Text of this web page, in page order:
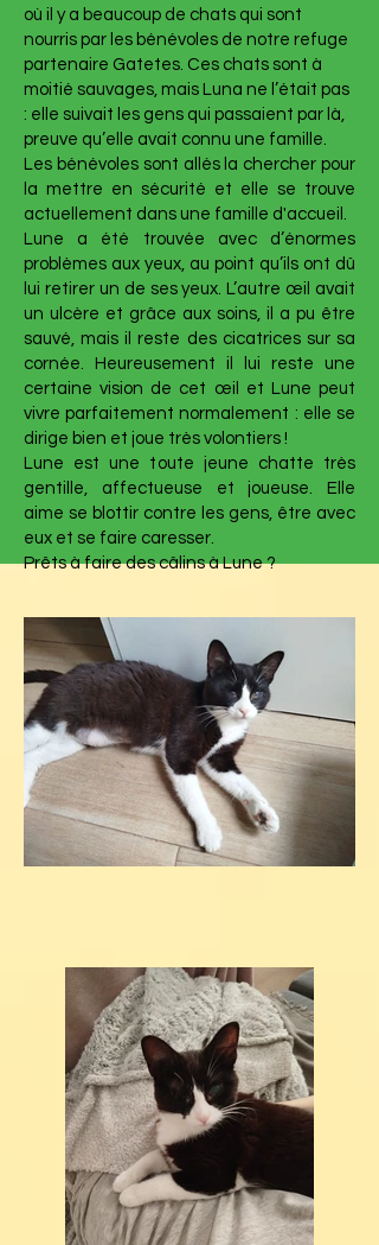
où il y a beaucoup de chats qui sont
nourris par les bénévoles de notre refuge
partenaire Gatetes. Ces chats sont à
moitié sauvages, mais Luna ne l’était pas
: elle suivait les gens qui passaient par là,
preuve qu’elle avait connu une famille.
Les bénévoles sont allés la chercher pour
la mettre en sécurité et elle se trouve
actuellement dans une famille d'accueil.
Lune a été trouvée avec d’énormes
problèmes aux yeux, au point qu’ils ont dû
lui retirer un de ses yeux. L’autre œil avait
un ulcère et grâce aux soins, il a pu être
sauvé, mais il reste des cicatrices sur sa
cornée. Heureusement il lui reste une
certaine vision de cet œil et Lune peut
vivre parfaitement normalement : elle se
dirige bien et joue très volontiers !
Lune est une toute jeune chatte très
gentille, affectueuse et joueuse. Elle
aime se blottir contre les gens, être avec
eux et se faire caresser.
Prêts à faire des câlins à Lune ?